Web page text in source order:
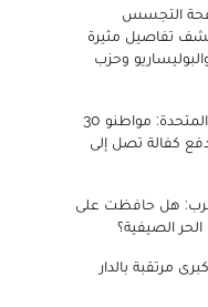
التجسس
تفاصيل مثيرة
وحزب
تأشيرة الدخول للولايات المتحدة: مواطنو 30
كفالة تصل إلى
هل حافظت على
الصيفية؟
مرتقبة بالدار